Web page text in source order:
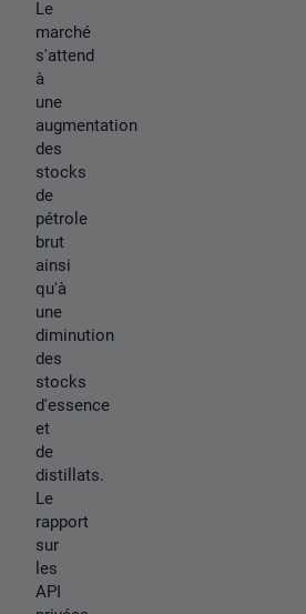
Le
marché
s'attend
à
une
augmentation
des
stocks
de
pétrole
brut
ainsi
qu'à
une
diminution
des
stocks
d'essence
et
de
distillats.
Le
rapport
sur
les
API